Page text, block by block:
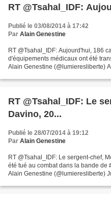
RT @Tsahal_IDF:
Publié le 03/08/2014 à 17:42
Par Alain Genestine
RT @Tsahal_IDF: Aujourd'hui, 186
d'équipements médicaux ont été
Alain Genestine (@lumieresliberte)
RT @Tsahal_IDF: Le
Davino, 20...
Publié le 28/07/2014 à 19:12
Par Alain Genestine
RT @Tsahal_IDF: Le sergent-chef,
été tué au combat dans la bande de
Alain Genestine (@lumieresliberte)